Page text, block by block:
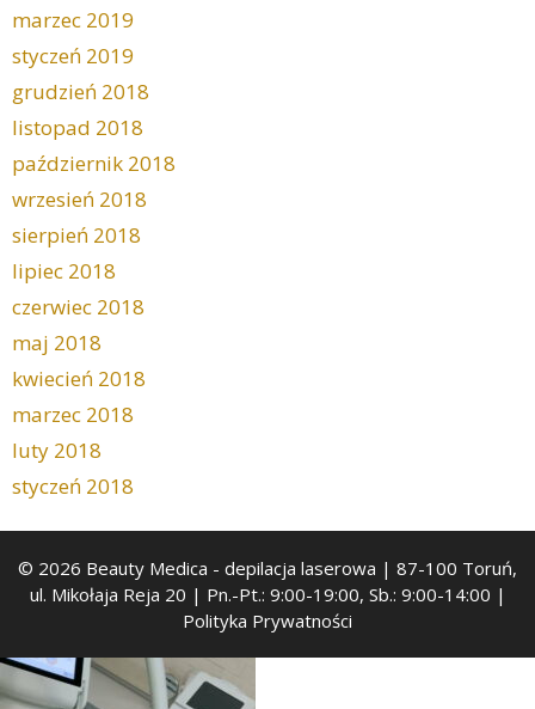
marzec 2019
styczeń 2019
grudzień 2018
listopad 2018
październik 2018
wrzesień 2018
sierpień 2018
lipiec 2018
czerwiec 2018
maj 2018
kwiecień 2018
marzec 2018
luty 2018
styczeń 2018
© 2026 Beauty Medica - depilacja laserowa | 87-100 Toruń,
ul. Mikołaja Reja 20 | Pn.-Pt.: 9:00-19:00, Sb.: 9:00-14:00 |
Polityka Prywatności